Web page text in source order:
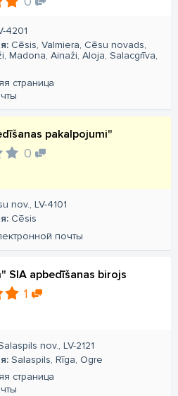
4201
Cēsis, Valmiera, Cēsu novads,
Madona, Ainaži, Aloja, Salacgrīva,
страница
pakalpojumi"
0
nov., LV-4101
Cēsis
почты
SIA apbedīšanas birojs
1
nov., LV-2121
Salaspils, Rīga, Ogre
страница